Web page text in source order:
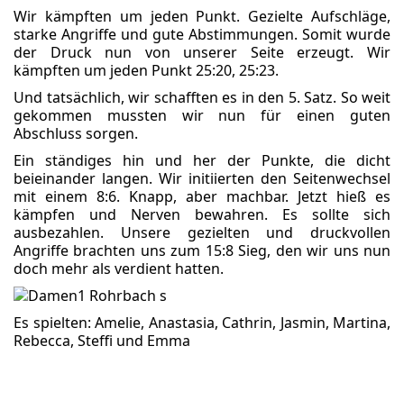
Wir kämpften um jeden Punkt. Gezielte Aufschläge,
starke Angriffe und gute Abstimmungen. Somit wurde
der Druck nun von unserer Seite erzeugt. Wir
kämpften um jeden Punkt 25:20, 25:23.
Und tatsächlich, wir schafften es in den 5. Satz. So weit
gekommen mussten wir nun für einen guten
Abschluss sorgen.
Ein ständiges hin und her der Punkte, die dicht
beieinander langen. Wir initiierten den Seitenwechsel
mit einem 8:6. Knapp, aber machbar. Jetzt hieß es
kämpfen und Nerven bewahren. Es sollte sich
ausbezahlen. Unsere gezielten und druckvollen
Angriffe brachten uns zum 15:8 Sieg, den wir uns nun
doch mehr als verdient hatten.
Es spielten: Amelie, Anastasia, Cathrin, Jasmin, Martina,
Rebecca, Steffi und Emma